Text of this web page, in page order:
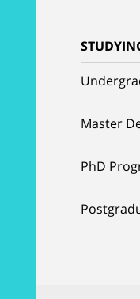
Master
PhD